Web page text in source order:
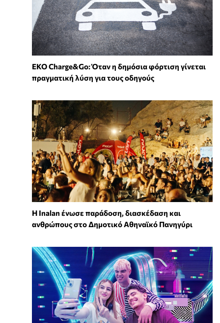
EKO Charge&Go: Όταν η δημόσια φόρτιση γίνεται
πραγματική λύση για τους οδηγούς
Η Inalan ένωσε παράδοση, διασκέδαση και
ανθρώπους στο Δημοτικό Αθηναϊκό Πανηγύρι